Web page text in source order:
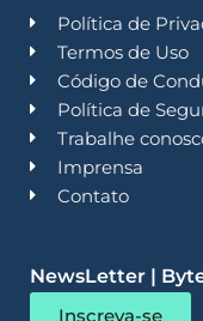
Política de
Termos de Uso
Código de
Política de
Trabalhe
Imprensa
Contato
NewsLetter |
Inscreva-se